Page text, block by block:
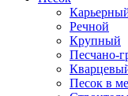
Речной
Крупный
Песчано-
Песок в